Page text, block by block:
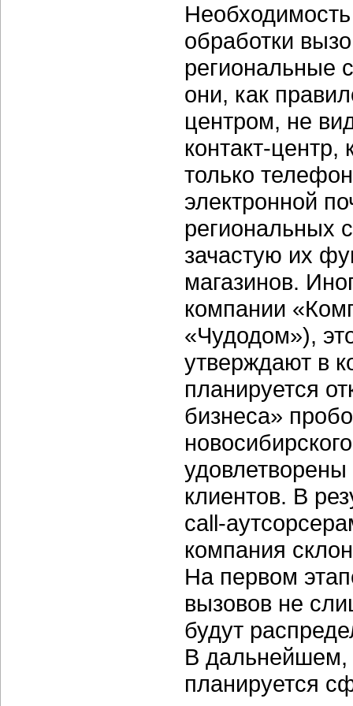
обработки
региональные
они, как
центром, не
контакт-
только
электронной
региональных
зачастую их
магазинов.
компании
«Чудодом»),
утверждают в
планируется
бизнеса»
клиентов. В
call-
компания
На первом
вызовов не
будут
В дальнейшем,
планируется